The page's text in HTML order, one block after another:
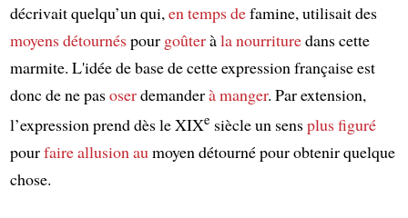
décrivait quelqu’un qui, en temps defamine, utilisait des
moyens détournéspour goûteràla nourrituredans cette
marmite. L'idée de base de cette expression française est
donc de ne pasoserdemanderà manger. Par extension,
l’expression prend dès le XIXesiècle un sensplus figuré
pourfaire allusion au moyen détourné pour obtenir quelque
chose.